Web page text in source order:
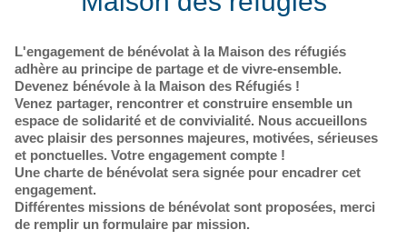
L'engagement de bénévolat à la Maison des réfugiés
adhère au principe de partage et de vivre-ensemble.
Devenez bénévole à la Maison des Réfugiés !
Venez partager, rencontrer et construire ensemble un
espace de solidarité et de convivialité. Nous accueillons
avec plaisir des personnes majeures, motivées, sérieuses
et ponctuelles. Votre engagement compte !
Une charte de bénévolat sera signée pour encadrer cet
engagement.
Différentes missions de bénévolat sont proposées, merci
de remplir un formulaire par mission.